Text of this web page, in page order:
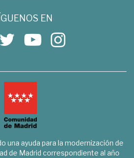
EN
una ayuda para la modernización de
de Madrid correspondiente al año